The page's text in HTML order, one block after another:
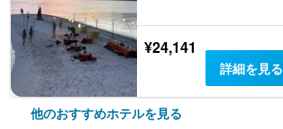
¥24,141
詳細を見る
他のおすすめホテルを見る